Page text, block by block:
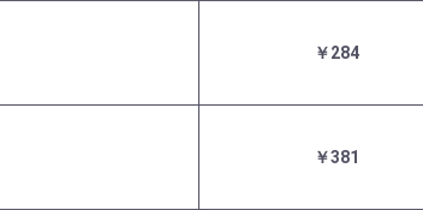
￥284
￥381